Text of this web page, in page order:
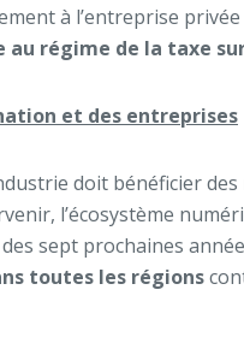
à l’entreprise
régime de la taxe
et des entreprises
doit bénéficier
l’écosystème
sept prochaines
toutes les régions